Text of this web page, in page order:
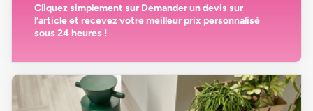
Cliquez simplement sur Demander un devissur
l’article et recevez votremeilleur prix personnalisé
sous 24 heures !